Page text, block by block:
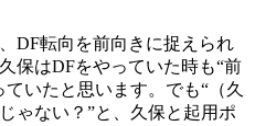
DF転向を前向きに捉えられ
保はDFをやっていた時も“前
いたと思います。でも“（久
ゃない？”と、久保と起用ポ